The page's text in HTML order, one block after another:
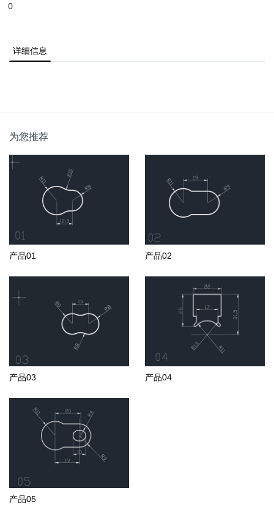
0
详细信息
为您推荐
产品01 产品02
产品03 产品04
产品05